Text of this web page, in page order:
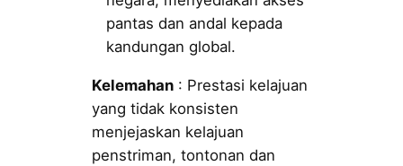
pantas dan andal kepada
kandungan global.
Kelemahan: Prestasi kelajuan
yang tidak konsisten
menjejaskan kelajuan
penstriman, tontonan dan